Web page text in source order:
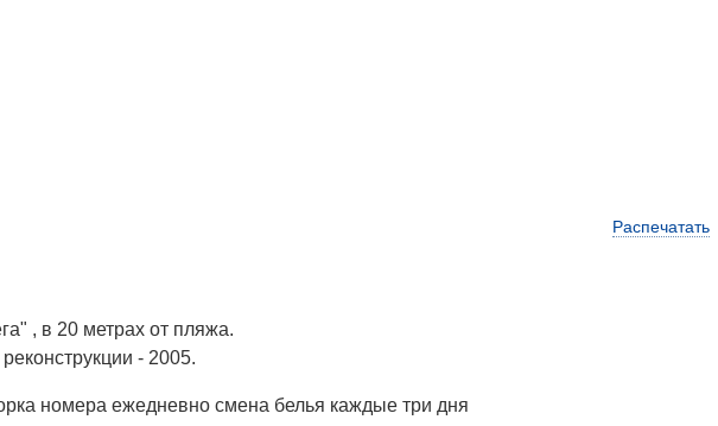
Распечатать
, в 20 метрах от пляжа.
- 2005.
номера ежедневно смена белья каждые три дня